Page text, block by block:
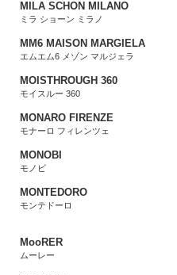
MILA SCHON MILANO
ミラ ショーン ミラノ
MM6 MAISON MARGIELA
エムエム6 メゾン マルジェラ
MOISTHROUGH 360
モイスルー 360
MONARO FIRENZE
モナーロ フィレンツェ
MONOBI
モノビ
MONTEDORO
モンテドーロ
MooRER
ムーレー